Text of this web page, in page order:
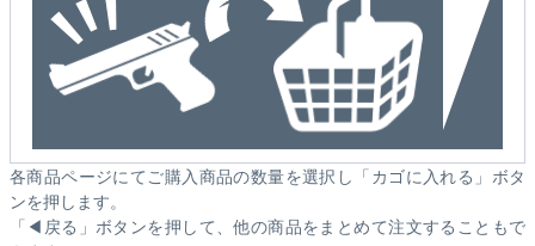
各商品ページにてご購入商品の数量を選択し「カゴに入れる」ボタ
ンを押します。
「◀戻る」ボタンを押して、他の商品をまとめて注文することもで